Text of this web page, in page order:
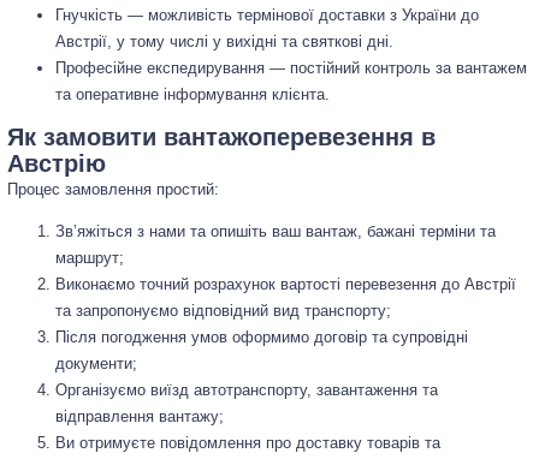
Гнучкість — можливість термінової доставки з України до
Австрії, у тому числі у вихідні та святкові дні.
Професійне експедирування — постійний контроль за вантажем
та оперативне інформування клієнта.
Як замовити вантажоперевезення в
Австрію
Процес замовлення простий:
Зв’яжіться з нами та опишіть ваш вантаж, бажані терміни та
маршрут;
Виконаємо точний розрахунок вартості перевезення до Австрії
та запропонуємо відповідний вид транспорту;
Після погодження умов оформимо договір та супровідні
документи;
Організуємо виїзд автотранспорту, завантаження та
відправлення вантажу;
Ви отримуєте повідомлення про доставку товарів та